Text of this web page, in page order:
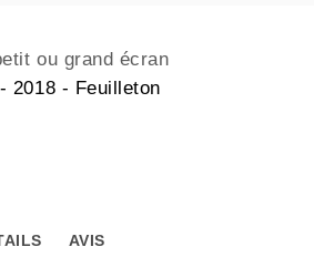
ou grand écran
2018 - Feuilleton
AVIS